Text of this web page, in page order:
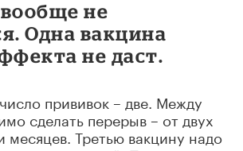
не
Одна вакцина
не даст.
прививок – две. Между
сделать перерыв – от двух
месяцев. Третью вакцину надо